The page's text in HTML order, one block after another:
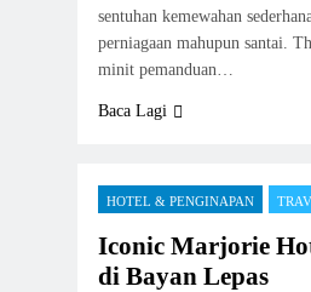
sentuhan kemewahan
perniagaan mahupun santai.
minit pemanduan…
Baca Lagi
HOTEL & PENGINAPAN
Iconic Marjorie
di Bayan Lepas